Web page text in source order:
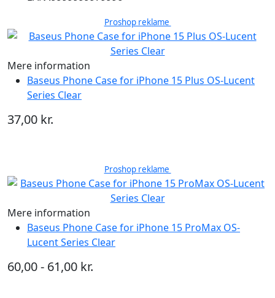
Proshop reklame
Mere information
Baseus Phone Case for iPhone 15 Plus OS-Lucent
Series Clear
37,00 kr.
Proshop reklame
Mere information
Baseus Phone Case for iPhone 15 ProMax OS-
Lucent Series Clear
60,00 - 61,00 kr.